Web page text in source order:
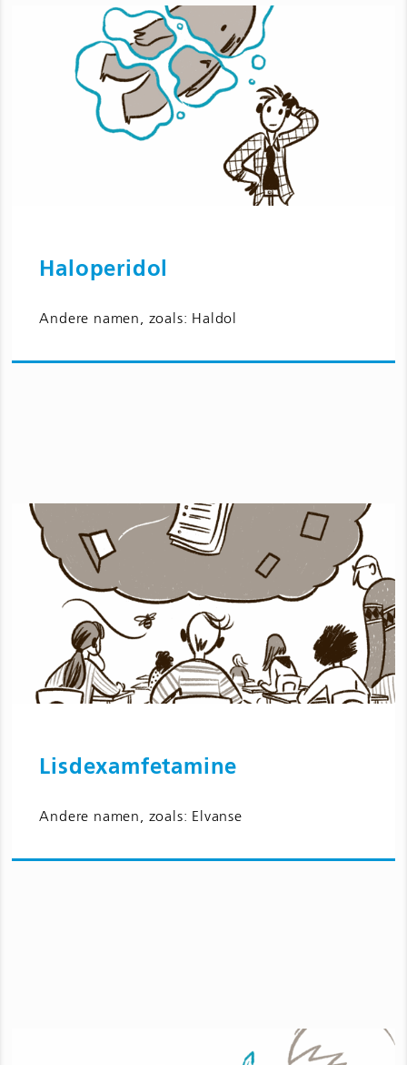
Haloperidol
Andere namen, zoals: Haldol
Ga naar Haloperidol en bijwerkingen
Lisdexamfetamine
Andere namen, zoals: Elvanse
Ga naar Lisdexamfetamine en
bijwerkingen voor kinderen en